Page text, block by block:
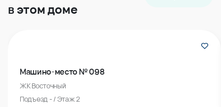
в этом доме
Машино-место № 098
ЖК Восточный
Подъезд - / Этаж 2